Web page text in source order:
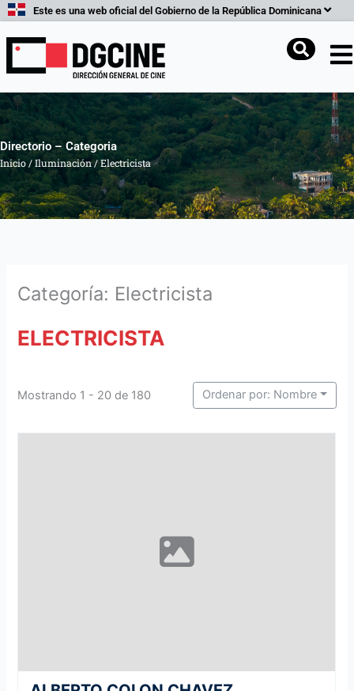
contenido
Este es una web oficial del Gobierno de la República Dominicana
Buscar
Directorio – Categoria
Inicio/Iluminación/Electricista
Categoría: Electricista
ELECTRICISTA
Mostrando 1 - 20 de 180 Ordenar por: Nombre